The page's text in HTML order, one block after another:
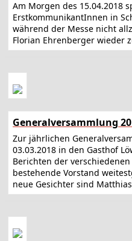
Am Morgen des 15.04.2018
ErstkommunikantInnen in
während der Messe nicht
Florian Ehrenberger wieder
Generalversammlung
Zur jährlichen
03.03.2018 in den Gasthof
Berichten der
bestehende Vorstand
neue Gesichter sind